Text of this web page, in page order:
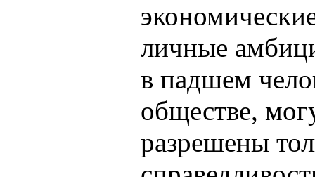
личные
в падшем
обществе,
разрешены